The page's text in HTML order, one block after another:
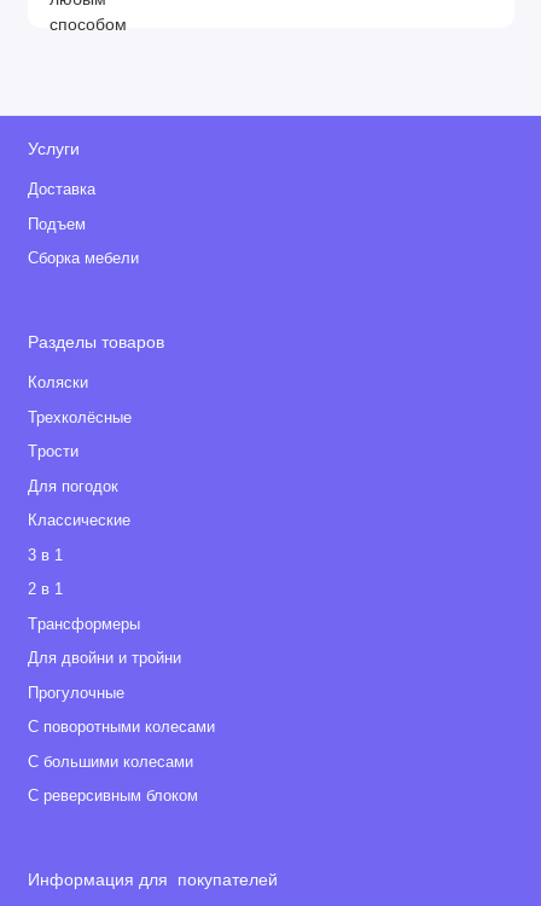
Услуги
Доставка
Подъем
Сборка мебели
Разделы товаров
Коляски
Трехколёсные
Tрости
Для погодок
Классические
3 в 1
2 в 1
Tрансформеры
Для двойни и тройни
Прогулочные
С поворотными колесами
С большими колесами
С реверсивным блоком
Информация для покупателей